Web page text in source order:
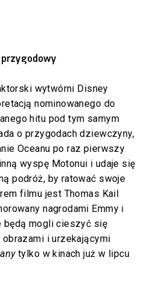
wytwórni Disney
nominowanego do
hitu pod tym samym
o przygodach dziewczyny,
Oceanu po raz pierwszy
wyspę Motonui i udaje się
podróż, by ratować swoje
filmu jest Thomas Kail
nagrodami Emmy i
będą mogli cieszyć się
i urzekającymi
tylko w kinach już w lipcu